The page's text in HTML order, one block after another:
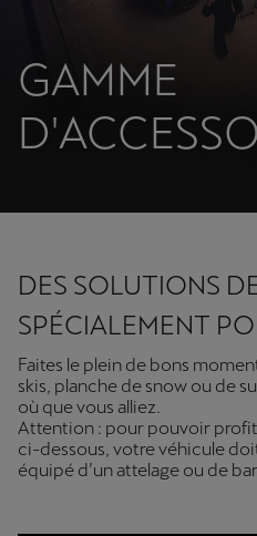
GAMME
DES SOLUTIONS
SPÉCIALEMENT
Faites le plein de bons
skis, planche de snow ou de
où que vous alliez.
Attention : pour pouvoir
ci-dessous, votre véhicule
équipé d’un attelage ou de